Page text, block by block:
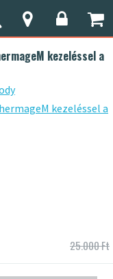
kezeléssel a
25.000 Ft